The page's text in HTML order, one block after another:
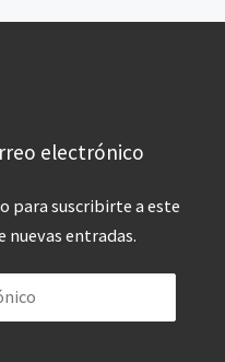
electrónico
para suscribirte a este
entradas.